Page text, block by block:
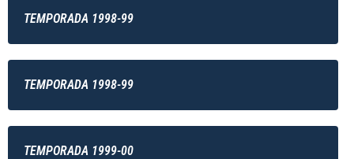
TEMPORADA 1998-99
TEMPORADA 1998-99
TEMPORADA 1999-00